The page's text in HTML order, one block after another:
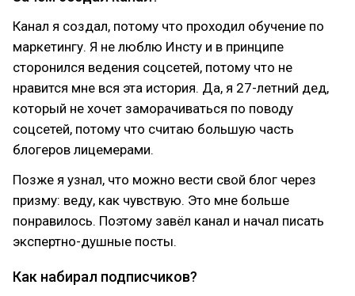
Канал я создал, потому что проходил обучение по
маркетингу. Я не люблю Инсту и в принципе
сторонился ведения соцсетей, потому что не
нравится мне вся эта история. Да, я 27-летний дед,
который не хочет заморачиваться по поводу
соцсетей, потому что считаю большую часть
блогеров лицемерами.
Позже я узнал, что можно вести свой блог через
призму: веду, как чувствую. Это мне больше
понравилось. Поэтому завёл канал и начал писать
экспертно-душные посты.
Как набирал подписчиков?